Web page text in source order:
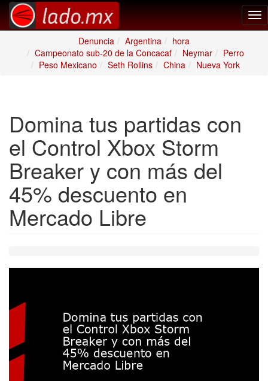
Denuncia
Argentina
hora
Campeonato sub-20 de la Concacaf
Neymar
Perro
Peso Mexicano
Seth Rollins China Nueva York
Domina tus partidas con
el Control Xbox Storm
Breaker y con más del
45% descuento en
Mercado Libre